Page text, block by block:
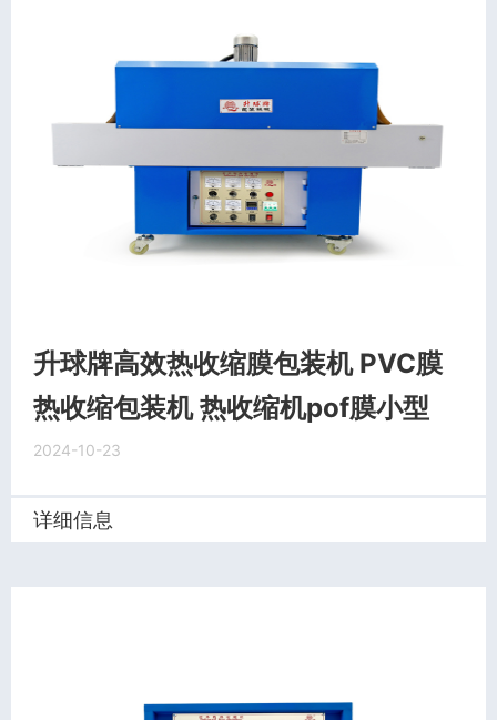
升球牌高效热收缩膜包装机 PVC膜
热收缩包装机 热收缩机pof膜小型
2024-10-23
详细信息